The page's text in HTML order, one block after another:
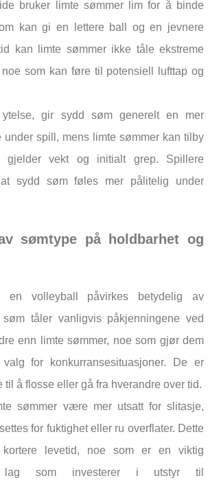
bruker limte sømmer lim for å binde
kan gi en lettere ball og en jevnere
kan limte sømmer ikke tåle ekstreme
som kan føre til potensiell lufttap og
gir sydd søm generelt en mer
under spill, mens limte sømmer kan tilby
gjelder vekt og initialt grep. Spillere
at sydd søm føles mer pålitelig under
sømtype på holdbarhet og
en volleyball påvirkes betydelig av
tåler vanligvis påkjenningene ved
enn limte sømmer, noe som gjør dem
for konkurransesituasjoner. De er
til å flosse eller gå fra hverandre over tid.
sømmer være mer utsatt for slitasje,
for fuktighet eller ru overflater. Dette
levetid, noe som er en viktig
lag som investerer i utstyr til